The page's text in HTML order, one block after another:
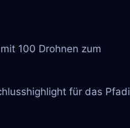
100 Drohnen zum
für das Pfadi